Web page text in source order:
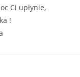
Ci upłynie,
!